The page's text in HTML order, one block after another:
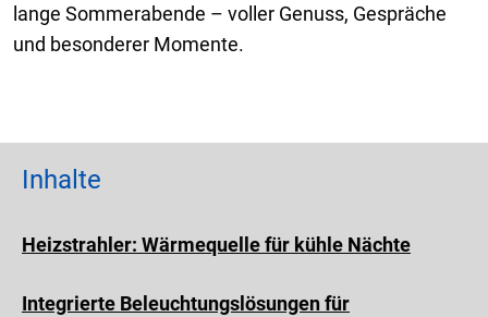
lange Sommerabende – voller Genuss, Gespräche
und besonderer Momente.
Inhalte
Heizstrahler: Wärmequelle für kühle Nächte
Integrierte Beleuchtungslösungen für